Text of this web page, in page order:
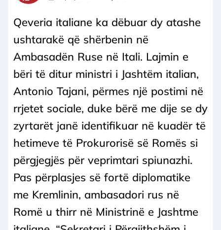
Qeveria italiane ka dëbuar dy atashe
ushtarakë që shërbenin në
Ambasadën Ruse në Itali. Lajmin e
bëri të ditur ministri i Jashtëm italian,
Antonio Tajani, përmes një postimi në
rrjetet sociale, duke bërë me dije se dy
zyrtarët janë identifikuar në kuadër të
hetimeve të Prokurorisë së Romës si
përgjegjës për veprimtari spiunazhi.
Pas përplasjes së fortë diplomatike
me Kremlinin, ambasadori rus në
Romë u thirr në Ministrinë e Jashtme